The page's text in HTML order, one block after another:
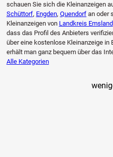
schauen Sie sich die Kleinanzeigen
Schüttorf, Engden, Quendorfan oder
Kleinanzeigen von Landkreis Emsland
dass das Profil des Anbieters
über eine kostenlose Kleinanzeige in
erhält man ganz bequem über das
Alle Kategorien